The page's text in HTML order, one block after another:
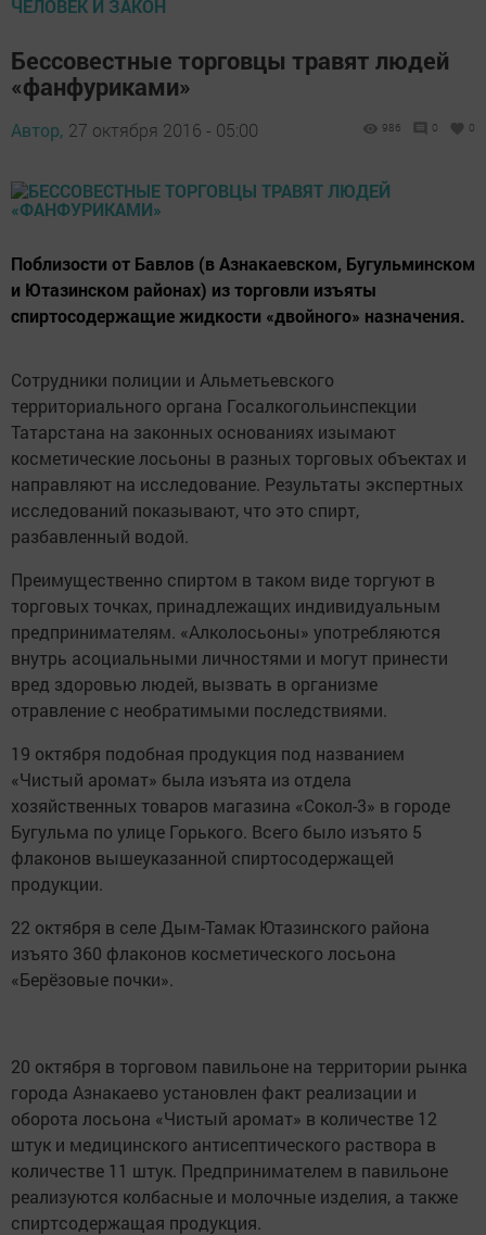
ЧЕЛОВЕК И ЗАКОН
Бессовестные торговцы травят людей
«фанфуриками»
Автор, 27 октября 2016 - 05:00 986 0 0
Поблизости от Бавлов (в Азнакаевском, Бугульминском
и Ютазинском районах) из торговли изъяты
спиртосодержащие жидкости «двойного» назначения.
Сотрудники полиции и Альметьевского
территориального органа Госалкогольинспекции
Татарстана на законных основаниях изымают
косметические лосьоны в разных торговых объектах и
направляют на исследование. Результаты экспертных
исследований показывают, что это спирт,
разбавленный водой.
Преимущественно спиртом в таком виде торгуют в
торговых точках, принадлежащих индивидуальным
предпринимателям. «Алколосьоны» употребляются
внутрь асоциальными личностями и могут принести
вред здоровью людей, вызвать в организме
отравление с необратимыми последствиями.
19 октября подобная продукция под названием
«Чистый аромат» была изъята из отдела
хозяйственных товаров магазина «Сокол-3» в городе
Бугульма по улице Горького. Всего было изъято 5
флаконов вышеуказанной спиртосодержащей
продукции.
22 октября в селе Дым-Тамак Ютазинского района
изъято 360 флаконов косметического лосьона
«Берёзовые почки».
20 октября в торговом павильоне на территории рынка
города Азнакаево установлен факт реализации и
оборота лосьона «Чистый аромат» в количестве 12
штук и медицинского антисептического раствора в
количестве 11 штук. Предпринимателем в павильоне
реализуются колбасные и молочные изделия, а также
спиртсодержащая продукция.